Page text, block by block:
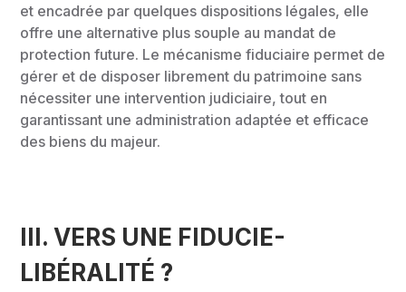
et encadrée par quelques dispositions légales, elle
offre une alternative plus souple au mandat de
protection future. Le mécanisme fiduciaire permet de
gérer et de disposer librement du patrimoine sans
nécessiter une intervention judiciaire, tout en
garantissant une administration adaptée et efficace
des biens du majeur.
III. VERS UNE FIDUCIE-
LIBÉRALITÉ ?